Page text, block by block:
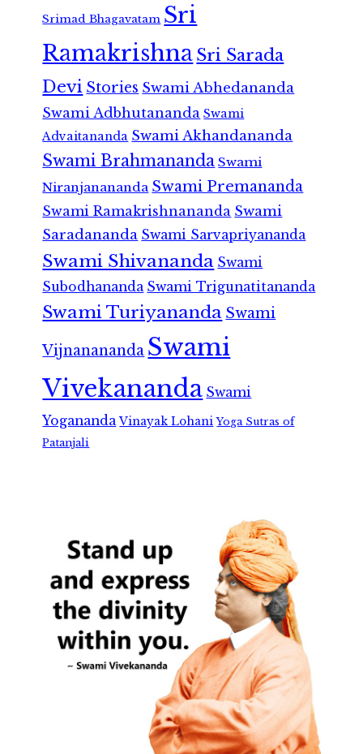
Srimad Bhagavatam Sri
RamakrishnaSri Sarada
Devi Stories Swami Abhedananda
Swami Adbhutananda Swami
Advaitananda Swami Akhandananda
Swami Brahmananda Swami
Niranjanananda Swami Premananda
Swami Ramakrishnananda Swami
Saradananda Swami Sarvapriyananda
Swami Shivananda Swami
Subodhananda Swami Trigunatitananda
Swami Turiyananda Swami
Vijnanananda Swami
Vivekananda Swami
Yogananda Vinayak Lohani Yoga Sutras of
Patanjali